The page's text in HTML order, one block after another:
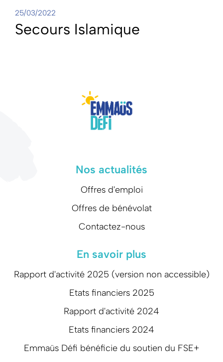
25/03/2022
Secours Islamique
Nos actualités
Offres d'emploi
Offres de bénévolat
Contactez-nous
En savoir plus
Rapport d'activité 2025 (version non accessible)
Etats financiers 2025
Rapport d'activité 2024
Etats financiers 2024
Emmaüs Défi bénéficie du soutien du FSE+